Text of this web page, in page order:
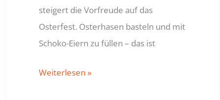
steigert die Vorfreude auf das
Osterfest. Osterhasen basteln und mit
Schoko-Eiern zu füllen – das ist
OSTERN
Weiterlesen »